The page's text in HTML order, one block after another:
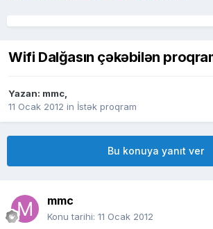
Wifi Dalğasın çəkəbilən
Yazan: mmc,
11 Ocak 2012 in İstək proqram
Bu konuya yanıt ver
mmc
Konu tarihi: 11 Ocak 2012